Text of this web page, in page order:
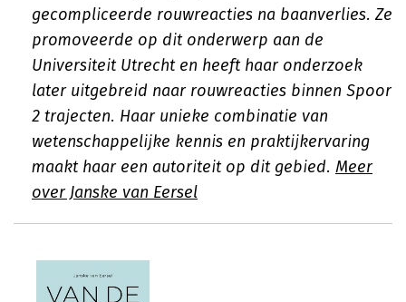
gecompliceerde rouwreacties na baanverlies. Ze
promoveerde op dit onderwerp aan de
Universiteit Utrecht en heeft haar onderzoek
later uitgebreid naar rouwreacties binnen Spoor
2 trajecten. Haar unieke combinatie van
wetenschappelijke kennis en praktijkervaring
maakt haar een autoriteit op dit gebied. Meer
over Janske van Eersel